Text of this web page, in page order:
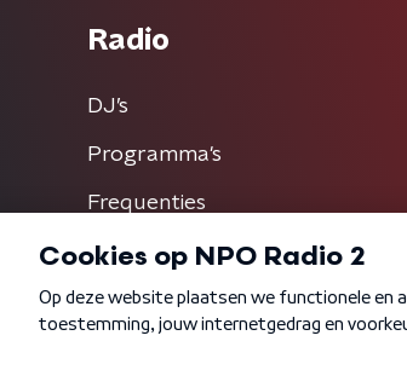
Radio
DJ’s
Programma's
Frequenties
Algemene voorwaarden Privacybeleid